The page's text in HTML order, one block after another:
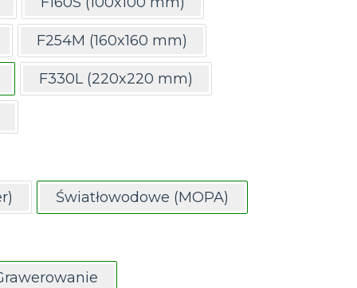
F254M (160x160 mm)
F330L (220x220 mm)
Światłowodowe (MOPA)